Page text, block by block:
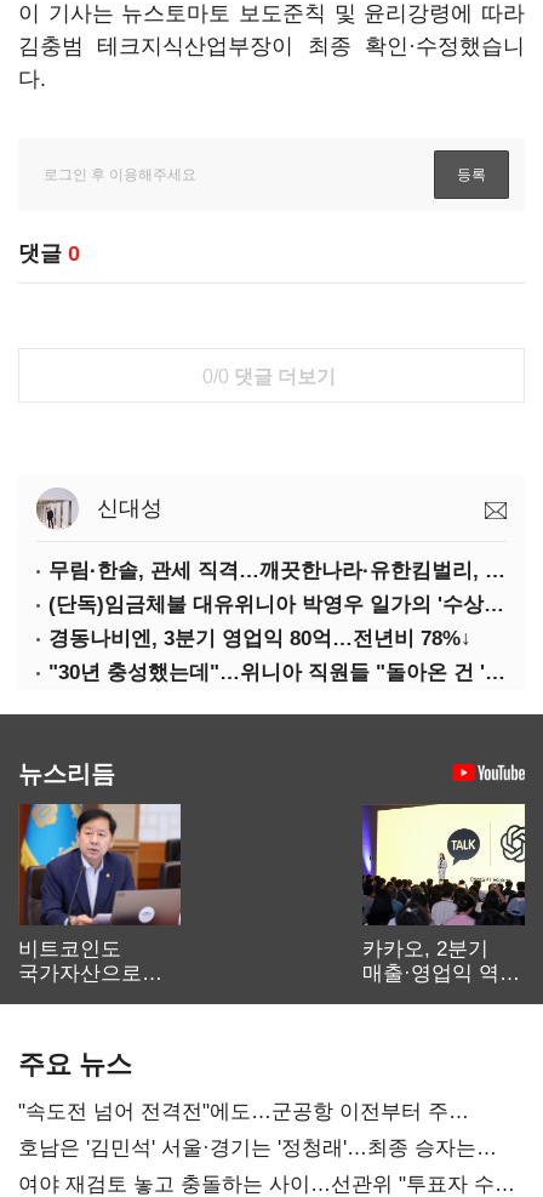
이 기사는 뉴스토마토 보도준칙 및 윤리강령에 따라
김충범 테크지식산업부장이 최종 확인·수정했습니
다.
댓글 0
0/0 댓글 더보기
신대성
무림·한솔, 관세 직격…깨끗한나라·유한킴벌리, 수익성 악화
(단독)임금체불 대유위니아 박영우 일가의 '수상한 별장'
경동나비엔, 3분기 영업익 80억…전년비 78%↓
"30년 충성했는데"…위니아 직원들 "돌아온 건 '배신'"
뉴스리듬
비트코인도
국가자산으로…'
카카오, 2분기
매출·영업익 역대
주요 뉴스
"속도전 넘어 전격전"에도…군공항 이전부터 주
52시간까지 '뇌관'
호남은 '김민석' 서울·경기는 '정청래'…최종 승자는
'안갯속'
여야 재검토 놓고 충돌하는 사이…선관위 "투표자 수